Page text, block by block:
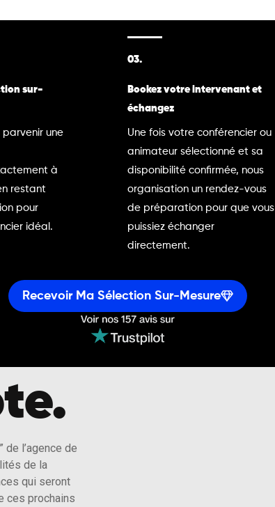
sur-
parvenir une
à
restant
pour
idéal.
03.
Bookez votre intervenant et
échangez
Une fois votre conférencier ou
animateur sélectionné et sa
disponibilité confirmée, nous
organisation un rendez-vous
de préparation pour que vous
puissiez échanger
directement.
Recevoir Ma Sélection Sur-Mesure
l’agence de
de la
qui seront
ces prochains